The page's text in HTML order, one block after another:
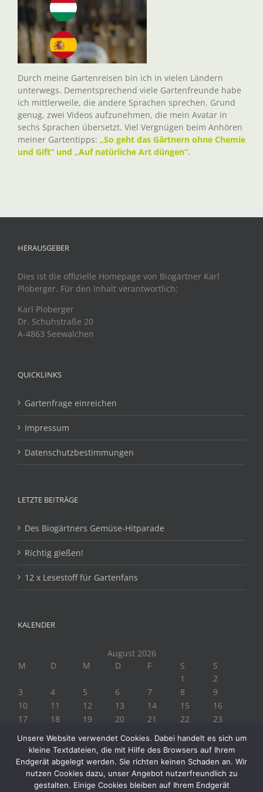
Durch meine Gartenreisen bin ich in vielen Ländern
unterwegs. Dementsprechend viele Gartenfreunde habe
ich mittlerweile, die andere Sprachen sprechen. Grund
genug, zwei Videos aufzunehmen, die mein Avatar in
sechs Sprachen übersetzt. Viel Vergnügen beim Anhören
meiner Gartentipps: „So geht das Gärtnern ohne Chemie
und Gift“ und „Auf natürliche Art düngen“.
HERAUSGEBER
Dies ist die offizielle Homepage von Biogärtner Karl
Ploberger. Für den Inhalt verantwortlich:
Karl Ploberger
Dr. Schuhstraße 20
A-4863 Seewalchen
QUICKLINKS
Gartenfrage einreichen
Impressum
Datenschutzbestimmungen
LETZTE BEITRÄGE
Des Biogärtners Gemüse-Hitparade
Richtig gießen!
12 x Lesestoff für Gartenfans
KALENDER
August 2026
M
D M D F S
S
1
2
3
4 5 6 7 8
9
10
11 12 13 14 15
16
17
18 19 20 21 22
23
« Juli
Unsere Website verwendet Cookies. Dabei handelt es sich um
kleine Textdateien, die mit Hilfe des Browsers auf Ihrem
Endgerät abgelegt werden. Sie richten keinen Schaden an. Wir
nutzen Cookies dazu, unser Angebot nutzerfreundlich zu
gestalten. Einige Cookies bleiben auf Ihrem Endgerät